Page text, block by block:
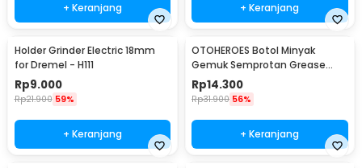
+ Keranjang + Keranjang
Holder Grinder Electric 18mm
for Dremel - H111
Rp9.000
Rp21.900 59%
+ Keranjang
OTOHEROES Botol Minyak
Gemuk Semprotan Grease
Gun 250ml - Q001
Rp14.300
Rp31.900 56%
+ Keranjang